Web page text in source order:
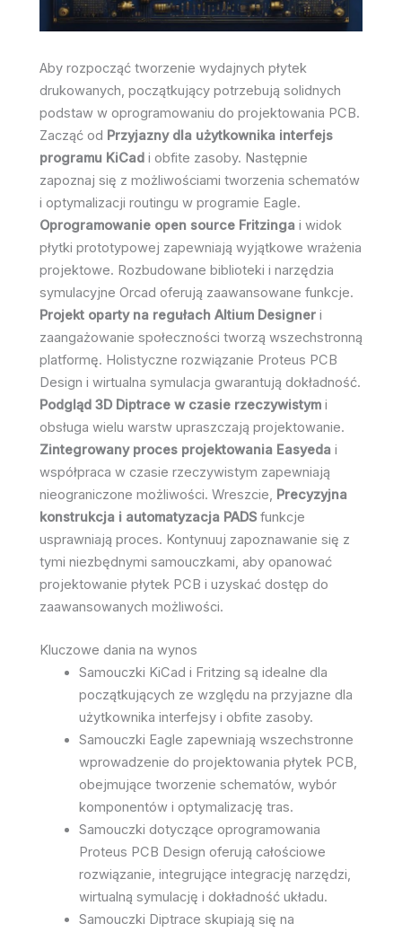
Aby rozpocząć tworzenie wydajnych płytek
drukowanych, początkujący potrzebują solidnych
podstaw w oprogramowaniu do projektowania PCB.
Zacząć od Przyjazny dla użytkownika interfejs
programu KiCad i obfite zasoby. Następnie
zapoznaj się z możliwościami tworzenia schematów
i optymalizacji routingu w programie Eagle.
Oprogramowanie open source Fritzinga i widok
płytki prototypowej zapewniają wyjątkowe wrażenia
projektowe. Rozbudowane biblioteki i narzędzia
symulacyjne Orcad oferują zaawansowane funkcje.
Projekt oparty na regułach Altium Designer i
zaangażowanie społeczności tworzą wszechstronną
platformę. Holistyczne rozwiązanie Proteus PCB
Design i wirtualna symulacja gwarantują dokładność.
Podgląd 3D Diptrace w czasie rzeczywistym i
obsługa wielu warstw upraszczają projektowanie.
Zintegrowany proces projektowania Easyeda i
współpraca w czasie rzeczywistym zapewniają
nieograniczone możliwości. Wreszcie, Precyzyjna
konstrukcja i automatyzacja PADS funkcje
usprawniają proces. Kontynuuj zapoznawanie się z
tymi niezbędnymi samouczkami, aby opanować
projektowanie płytek PCB i uzyskać dostęp do
zaawansowanych możliwości.
Kluczowe dania na wynos
Samouczki KiCad i Fritzing są idealne dla
początkujących ze względu na przyjazne dla
użytkownika interfejsy i obfite zasoby.
Samouczki Eagle zapewniają wszechstronne
wprowadzenie do projektowania płytek PCB,
obejmujące tworzenie schematów, wybór
komponentów i optymalizację tras.
Samouczki dotyczące oprogramowania
Proteus PCB Design oferują całościowe
rozwiązanie, integrujące integrację narzędzi,
wirtualną symulację i dokładność układu.
Samouczki Diptrace skupiają się na